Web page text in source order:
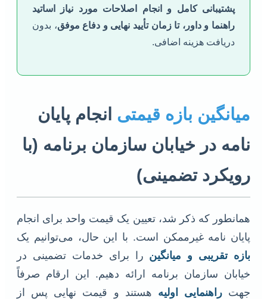
پشتیبانی کامل و انجام اصلاحات مورد نیاز اساتید
راهنما و داور، تا زمان تأیید نهایی و دفاع موفق، بدون
دریافت هزینه اضافی.
میانگین بازه قیمتی انجام پایان
نامه در خیابان سازمان برنامه (با
رویکرد تضمینی)
همانطور که ذکر شد، تعیین یک قیمت واحد برای انجام
پایان نامه غیرممکن است. با این حال، می‌توانیم یک
بازه تقریبی و میانگین را برای خدمات تضمینی در
خیابان سازمان برنامه ارائه دهیم. این ارقام صرفاً
جهتراهنمایی اولیه هستند و قیمت نهایی پس از